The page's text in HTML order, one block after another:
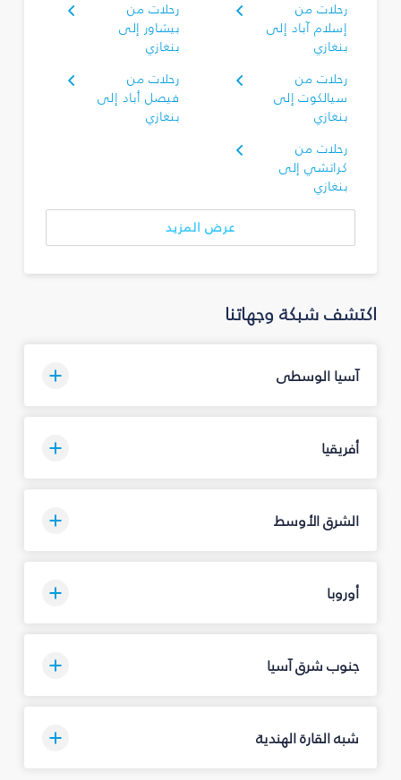
رحلات من
إسلام آباد إلى
بنغازي
رحلات من
بيشاور إلى
بنغازي
رحلات من
سيالكوت إلى
بنغازي
رحلات من
فيصل أباد إلى
بنغازي
رحلات من
كراتشي إلى
بنغازي
عرض المزيد
اكتشف شبكة وجهاتنا
آسيا الوسطى
أفريقيا
الشرق الأوسط
أوروبا
جنوب شرق آسيا
شبه القارة الهندية